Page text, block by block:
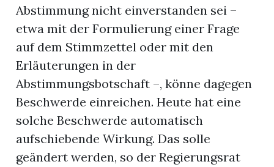
Abstimmung nicht einverstanden sei –
etwa mit der Formulierung einer Frage
auf dem Stimmzettel oder mit den
Erläuterungen in der
Abstimmungsbotschaft –, könne dagegen
Beschwerde einreichen. Heute hat eine
solche Beschwerde automatisch
aufschiebende Wirkung. Das solle
geändert werden, so der Regierungsrat